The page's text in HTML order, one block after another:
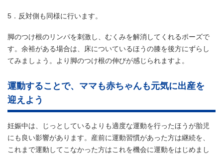
5．反対側も同様に行います。
脚のつけ根のリンパを刺激し、むくみを解消してくれるポーズで
す。余裕がある場合は、床についているほうの膝を後方にずらし
てみましょう。より脚のつけ根の伸びが感じられますよ。
運動することで、ママも赤ちゃんも元気に出産を
迎えよう
妊娠中は、じっとしているよりも適度な運動を行ったほうが胎児
にも良い影響があります。産前に運動習慣があった方は継続を、
これまで運動してこなかった方はこれを機会に運動をはじめまし